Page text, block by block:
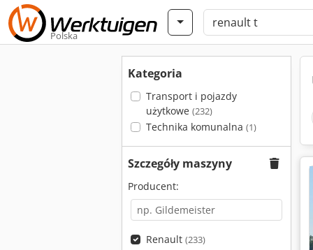
Polska
Kategoria
Transport i pojazdy
użytkowe (232)
Technika komunalna (1)
Szczegóły maszyny
Producent:
Renault (233)